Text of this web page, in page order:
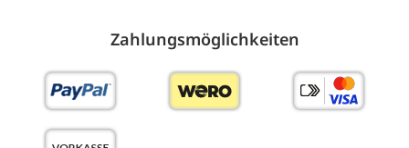
Zahlungs­möglich­keiten